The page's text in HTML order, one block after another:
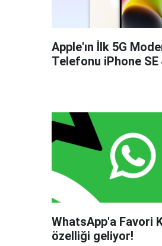
Apple'ın İlk 5G
Telefonu iPhone SE
WhatsApp'a Favori
özelliği geliyor!